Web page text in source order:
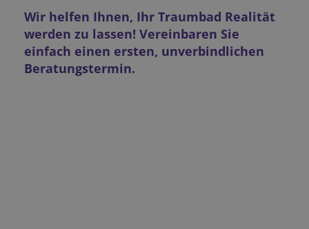
Wir helfen Ihnen, Ihr Traumbad Realität
werden zu lassen! Vereinbaren Sie
einfach einen ersten, unverbindlichen
Beratungstermin.